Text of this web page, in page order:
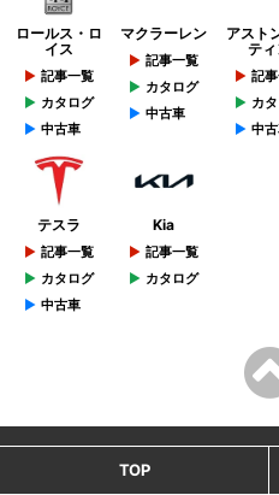
ロールス・ロ
イス
記事一覧
カタログ
中古車
マクラーレン
記事一覧
カタログ
中古車
アスト
テ
記
カ
中
テスラ
記事一覧
カタログ
中古車
Kia
記事一覧
カタログ
TOP